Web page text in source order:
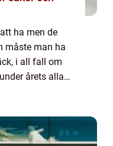
ha men de
måste man ha
i all fall om
årets alla